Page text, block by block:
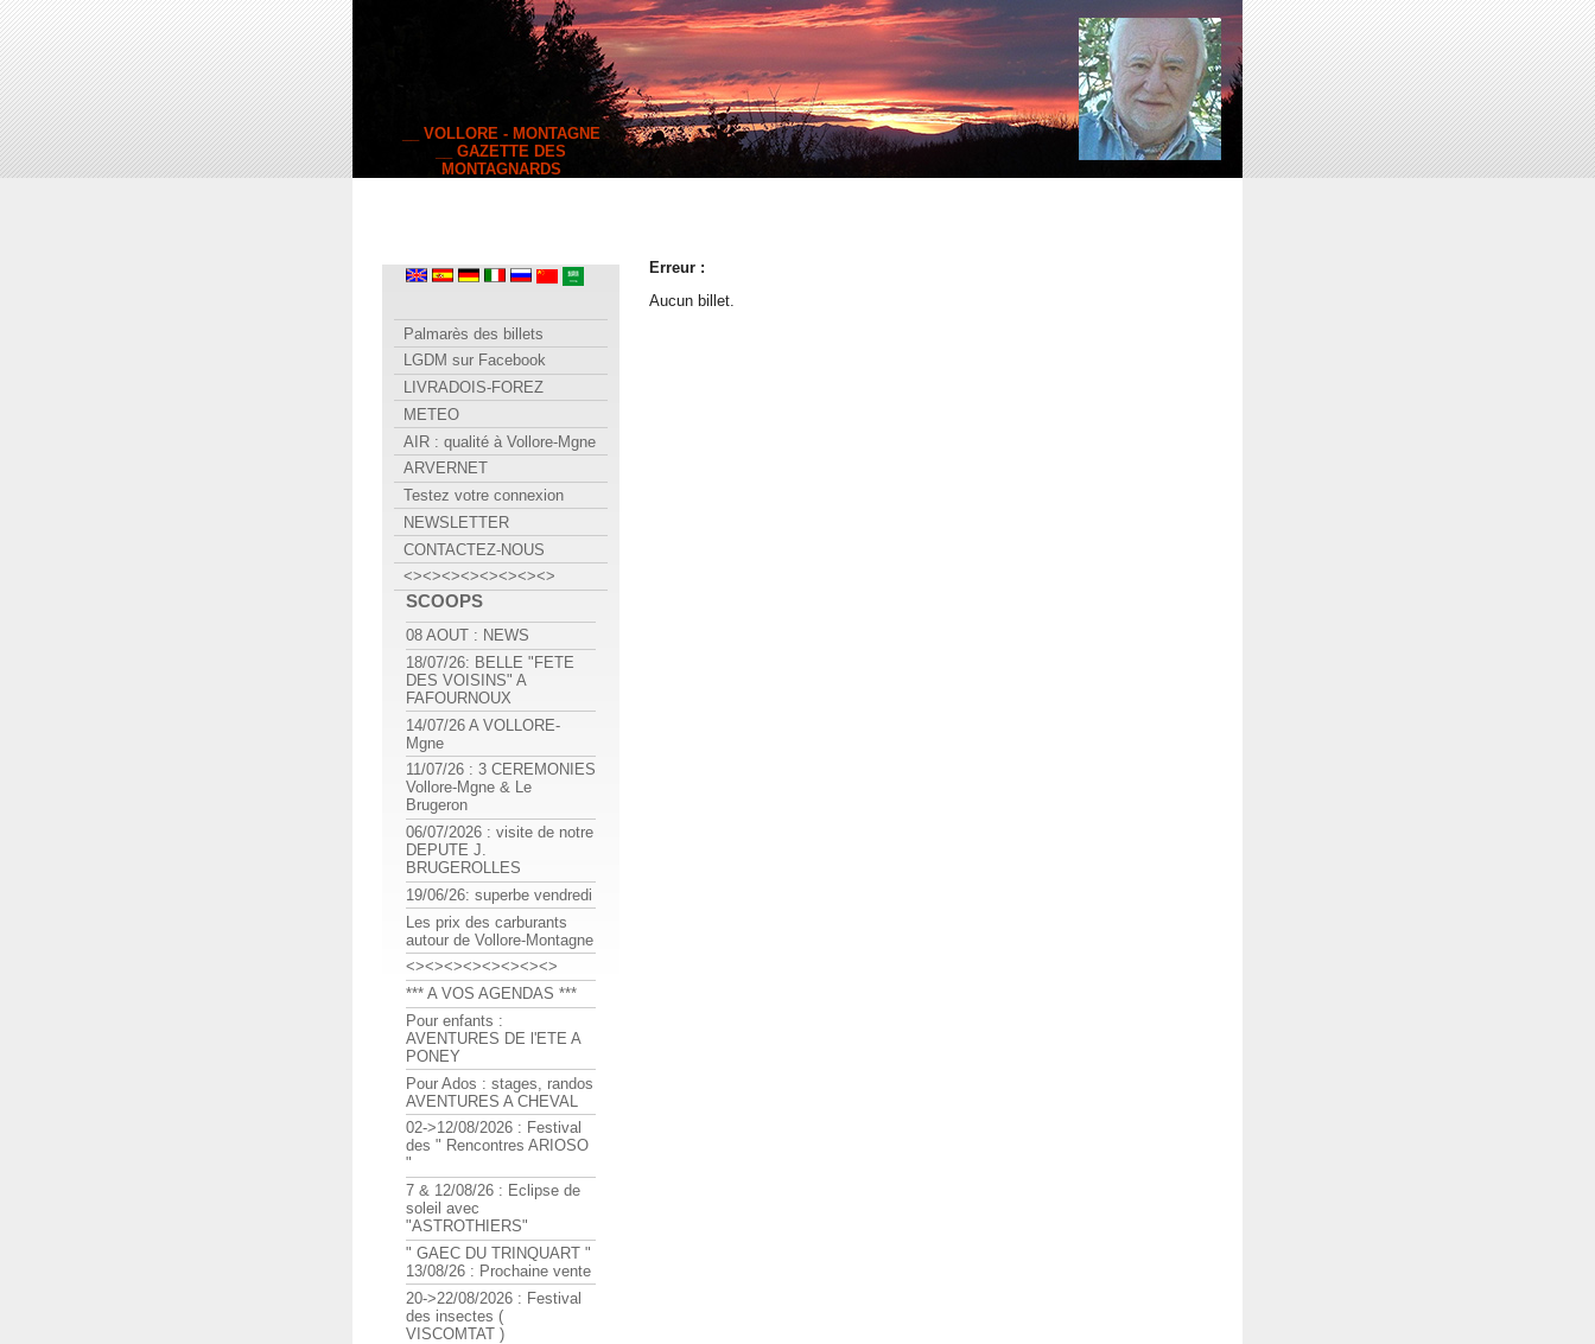
__ VOLLORE - MONTAGNE
__ GAZETTE DES
MONTAGNARDS
Erreur :
Aucun billet.
Palmarès des billets
LGDM sur Facebook
LIVRADOIS-FOREZ
METEO
AIR : qualité à Vollore-Mgne
ARVERNET
Testez votre connexion
NEWSLETTER
CONTACTEZ-NOUS
<><><><><><><><>
SCOOPS
08 AOUT : NEWS
18/07/26: BELLE "FETE
DES VOISINS" A
FAFOURNOUX
14/07/26 A VOLLORE-
Mgne
11/07/26 : 3 CEREMONIES
Vollore-Mgne & Le
Brugeron
06/07/2026 : visite de notre
DEPUTE J.
BRUGEROLLES
19/06/26: superbe vendredi
Les prix des carburants
autour de Vollore-Montagne
<><><><><><><><>
*** A VOS AGENDAS ***
Pour enfants :
AVENTURES DE l'ETE A
PONEY
Pour Ados : stages, randos
AVENTURES A CHEVAL
02->12/08/2026 : Festival
des " Rencontres ARIOSO
"
7 & 12/08/26 : Eclipse de
soleil avec
"ASTROTHIERS"
" GAEC DU TRINQUART "
13/08/26 : Prochaine vente
20->22/08/2026 : Festival
des insectes (
VISCOMTAT )